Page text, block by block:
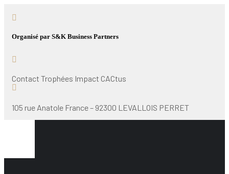
Organisé par S&K Business Partners
Contact Trophées Impact CACtus
105 rue Anatole France – 92300 LEVALLOIS PERRET